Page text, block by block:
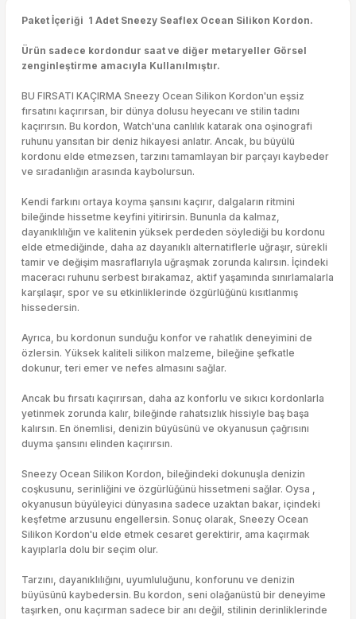
Paket İçeriği 1 Adet Sneezy Seaflex Ocean Silikon Kordon.
Ürün sadece kordondur saat ve diğer metaryeller Görsel
zenginleştirme amacıyla Kullanılmıştır.
BU FIRSATI KAÇIRMA Sneezy Ocean Silikon Kordon'un eşsiz
fırsatını kaçırırsan, bir dünya dolusu heyecanı ve stilin tadını
kaçırırsın. Bu kordon, Watch'una canlılık katarak ona oşinografi
ruhunu yansıtan bir deniz hikayesi anlatır. Ancak, bu büyülü
kordonu elde etmezsen, tarzını tamamlayan bir parçayı kaybeder
ve sıradanlığın arasında kaybolursun.
Kendi farkını ortaya koyma şansını kaçırır, dalgaların ritmini
bileğinde hissetme keyfini yitirirsin. Bununla da kalmaz,
dayanıklılığın ve kalitenin yüksek perdeden söylediği bu kordonu
elde etmediğinde, daha az dayanıklı alternatiflerle uğraşır, sürekli
tamir ve değişim masraflarıyla uğraşmak zorunda kalırsın. İçindeki
maceracı ruhunu serbest bırakamaz, aktif yaşamında sınırlamalarla
karşılaşır, spor ve su etkinliklerinde özgürlüğünü kısıtlanmış
hissedersin.
Ayrıca, bu kordonun sunduğu konfor ve rahatlık deneyimini de
özlersin. Yüksek kaliteli silikon malzeme, bileğine şefkatle
dokunur, teri emer ve nefes almasını sağlar.
Ancak bu fırsatı kaçırırsan, daha az konforlu ve sıkıcı kordonlarla
yetinmek zorunda kalır, bileğinde rahatsızlık hissiyle baş başa
kalırsın. En önemlisi, denizin büyüsünü ve okyanusun çağrısını
duyma şansını elinden kaçırırsın.
Sneezy Ocean Silikon Kordon, bileğindeki dokunuşla denizin
coşkusunu, serinliğini ve özgürlüğünü hissetmeni sağlar. Oysa ,
okyanusun büyüleyici dünyasına sadece uzaktan bakar, içindeki
keşfetme arzusunu engellersin. Sonuç olarak, Sneezy Ocean
Silikon Kordon'u elde etmek cesaret gerektirir, ama kaçırmak
kayıplarla dolu bir seçim olur.
Tarzını, dayanıklılığını, uyumluluğunu, konforunu ve denizin
büyüsünü kaybedersin. Bu kordon, seni olağanüstü bir deneyime
taşırken, onu kaçırman sadece bir anı değil, stilinin derinliklerinde